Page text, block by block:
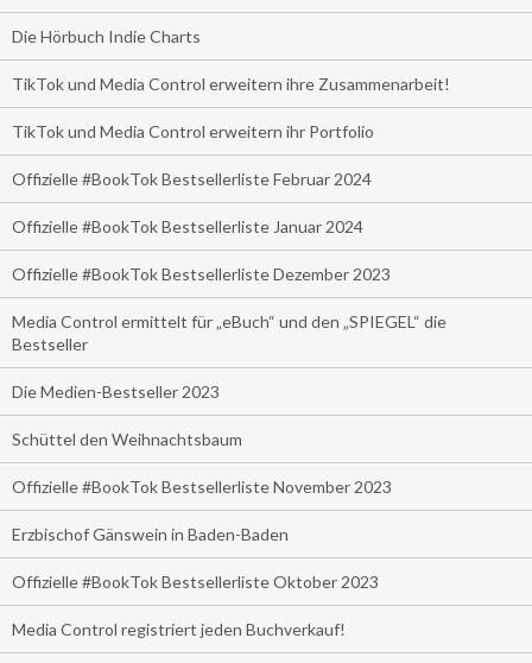
Die Hörbuch Indie Charts
TikTok und Media Control erweitern ihre Zusammenarbeit!
TikTok und Media Control erweitern ihr Portfolio
Offizielle #BookTok Bestsellerliste Februar 2024
Offizielle #BookTok Bestsellerliste Januar 2024
Offizielle #BookTok Bestsellerliste Dezember 2023
Media Control ermittelt für „eBuch“ und den „SPIEGEL“ die
Bestseller
Die Medien-Bestseller 2023
Schüttel den Weihnachtsbaum
Offizielle #BookTok Bestsellerliste November 2023
Erzbischof Gänswein in Baden-Baden
Offizielle #BookTok Bestsellerliste Oktober 2023
Media Control registriert jeden Buchverkauf!